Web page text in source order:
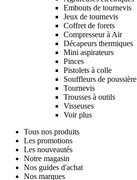
Embouts de tournevis
Jeux de tournevis
Coffret de forets
Compresseur à Air
Décapeurs thermiques
Mini aspirateurs
Pinces
Pistolets à colle
Souffleurs de poussière
Tournevis
Trousses à outils
Visseuses
Voir plus
Tous nos produits
Les promotions
Les nouveautés
Notre magasin
Nos guides d'achat
Nos marques